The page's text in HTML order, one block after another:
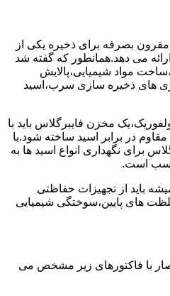
بصرفه برای ذخیره یکی از
می دهد.همانطور که گفته شد
مواد شیمیایی،پالایش
های ذخیره سازی سرب،اسید
مخزن فایبرگلاس باید با
در برابر اسید ساخته شود.با
برای نگهداری انواع اسید ها به
است.
باید از تجهیزات حفاظتی
های پایین،سوختگی شیمیایی
با فاکتورهای زیر مشخص می